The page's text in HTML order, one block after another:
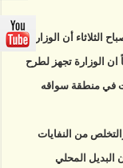
أن الوزارة لا
ان الوزارة تجهز لطرح
في منطقة سواقه
من النفايات
البديل المحلي